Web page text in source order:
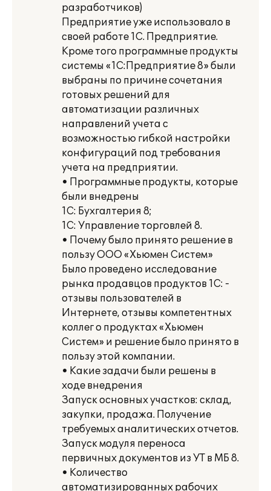
разработчиков)
Предприятие уже использовало в
своей работе 1С. Предприятие.
Кроме того программные продукты
системы «1С:Предприятие 8» были
выбраны по причине сочетания
готовых решений для
автоматизации различных
направлений учета с
возможностью гибкой настройки
конфигураций под требования
учета на предприятии.
• Программные продукты, которые
были внедрены
1С: Бухгалтерия 8;
1С: Управление торговлей 8.
• Почему было принято решение в
пользу ООО «Хьюмен Систем»
Было проведено исследование
рынка продавцов продуктов 1С: -
отзывы пользователей в
Интернете, отзывы компетентных
коллег о продуктах «Хьюмен
Систем» и решение было принято в
пользу этой компании.
• Какие задачи были решены в
ходе внедрения
Запуск основных участков: склад,
закупки, продажа. Получение
требуемых аналитических отчетов.
Запуск модуля переноса
первичных документов из УТ в МБ 8.
• Количество
автоматизированных рабочих